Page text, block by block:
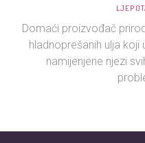
Domaći proizvođač
hladnoprešanih ulja
namijenjene njezi